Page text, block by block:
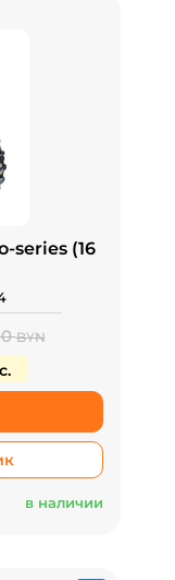
series (16
BYN
в наличии